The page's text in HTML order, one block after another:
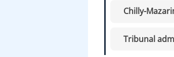
Chilly-
Tribunal